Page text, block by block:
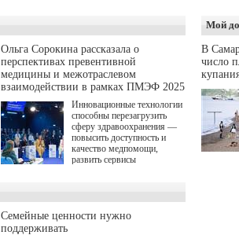
а сам он находится в СИЗО.
Ольга Сорокина рассказала о
перспективах превентивной
медицины и межотраслевом
взаимодействии в рамках ПМЭФ 2025
Инновационные технологии
способны перезагрузить
сферу здравоохранения —
повысить доступность и
качество медпомощи,
развить сервисы
определенными барьерами.
К ним можно отнести
Мой
В
число
Семейные ценности нужно
поддерживать